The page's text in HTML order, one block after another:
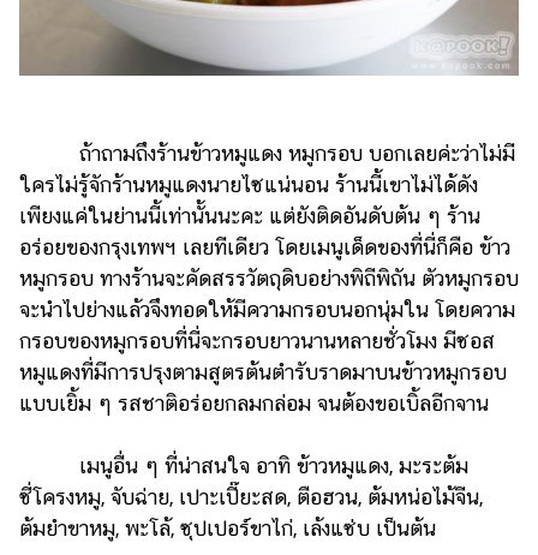
ถ้าถามถึงร้านข้าวหมูแดง หมูกรอบ บอกเลยค่ะว่าไม่มี
ใครไม่รู้จักร้านหมูแดงนายไซแน่นอน ร้านนี้เขาไม่ได้ดัง
เพียงแค่ในย่านนี้เท่านั้นนะคะ แต่ยังติดอันดับต้น ๆ ร้าน
อร่อยของกรุงเทพฯ เลยทีเดียว โดยเมนูเด็ดของที่นี่ก็คือ ข้าว
หมูกรอบ ทางร้านจะคัดสรรวัตถุดิบอย่างพิถีพิถัน ตัวหมูกรอบ
จะนำไปย่างแล้วจึงทอดให้มีความกรอบนอกนุ่มใน โดยความ
กรอบของหมูกรอบที่นี่จะกรอบยาวนานหลายชั่วโมง มีซอส
หมูแดงที่มีการปรุงตามสูตรต้นตำรับราดมาบนข้าวหมูกรอบ
แบบเยิ้ม ๆ รสชาติอร่อยกลมกล่อม จนต้องขอเบิ้ลอีกจาน
เมนูอื่น ๆ ที่น่าสนใจ อาทิ ข้าวหมูแดง, มะระต้ม
ซี่โครงหมู, จับฉ่าย, เปาะเปี๊ยะสด, ตือฮวน, ต้มหน่อไม้จีน,
ต้มยำขาหมู, พะโล้, ซุปเปอร์ขาไก่, เล้งแซ่บ เป็นต้น